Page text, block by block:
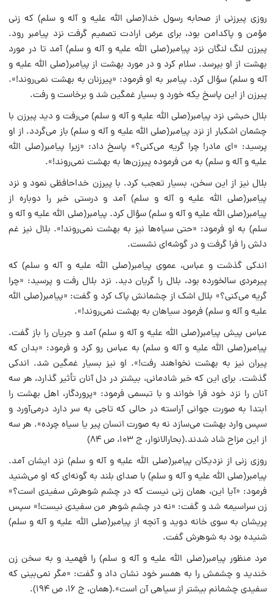
روزی پیرزنی از صحابه رسول خدا(صلی الله علیه و آله و سلم) که زنی
مؤمن و پاکدامن بود، برای عرض ارادت تصمیم گرفت نزد پیامبر رود.
پیرزن لنگ لنگان نزد پیامبر(صلی الله علیه و آله و سلم) آمد تا در مورد
بهشت از او بپرسد. سلام کرد و در مورد بهشت از پیامبر(صلی الله علیه و
آله و سلم) سؤال کرد. پیامبر به او فرمود: «پیرزنان به بهشت نمی‌روند!».
پیرزن از این پاسخ یکه خورد و بسیار غمگین شد و برخاست و رفت.
بلال حبشی نزد پیامبر(صلی الله علیه و آله و سلم) می‌رفت و دید پیرزن با
چشمان اشکبار از نزد پیامبر(صلی الله علیه و آله و سلم) باز می‌گردد. از او
پرسید: «ای مادر! چرا گریه می‌کنی؟» پاسخ داد: «زیرا پیامبر(صلی الله
علیه و آله و سلم) به من فرموده پیرزن‌ها به بهشت نمی‌روند!».
بلال نیز از این سخن، بسیار تعجب کرد. با پیرزن خداحافظی نمود و نزد
پیامبر(صلی الله علیه و آله و سلم) آمد و درستی خبر را دوباره از
پیامبر(صلی الله علیه و آله و سلم) سؤال کرد. پیامبر(صلی الله علیه و آله و
سلم) به او فرمود: «حتی سیاه‌ها نیز به بهشت نمی‌روند!». بلال نیز غم
دلش را فرا گرفت و در گوشه‌ای نشست.
اندکی گذشت و عباس، عموی پیامبر(صلی الله علیه و آله و سلم) که
پیرمردی سالخورده بود، بلال را گریان دید. نزد بلال رفت و پرسید: «چرا
گریه می‌کنی؟» بلال اشک از چشمانش پاک کرد و گفت: «پیامبر(صلی الله
علیه و آله و سلم) فرمود سیاهان به بهشت نمی‌روند!».
عباس پیش پیامبر(صلی الله علیه و آله و سلم) آمد و جریان را باز گفت.
پیامبر(صلی الله علیه و آله و سلم) به عباس رو کرد و فرمود: «بدان که
پیران نیز به بهشت نخواهند رفت!». او نیز بسیار غمگین شد. اندکی
گذشت. برای این که خبر شادمانی، بیشتر در دل آنان تأثیر گذارد، هر سه
آنان را نزد خود فرا خواند و با تبسمی فرمود: «پروردگار، اهل بهشت را
ابتدا به صورت جوانی آراسته در حالی که تاجی به سر دارد درمی‌آورد و
سپس وارد بهشت می‌سازد نه به صورت انسان پیر یا سیاه چرده». هر سه
از این مزاح شاد شدند.(بحارالانوار، ج ۱۰۳، ص ۸۴)
روزی زنی از نزدیکان پیامبر(صلی الله علیه و آله و سلم) نزد ایشان آمد.
پیامبر(صلی الله علیه و آله و سلم) با صدای بلند به گونه‌ای که او می‌شنید
فرمود: «آیا این، همان زنی نیست که در چشم شوهرش سفیدی است؟»
زن سراسیمه شد و گفت: «نه در چشم شوهر من سفیدی نیست!» سپس
پریشان به سوی خانه دوید و آنچه از پیامبر(صلی الله علیه و آله و سلم)
شنیده بود به شوهرش گفت.
مرد منظور پیامبر(صلی الله علیه و آله و سلم) را فهمید و به سخن زن
خندید و چشمش را به همسر خود نشان داد و گفت: «مگر نمی‌بینی که
سفیدی چشمانم بیشتر از سیاهی آن است».(همان، ج ۱۶، ص ۱۹۴).